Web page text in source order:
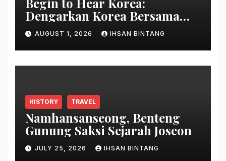
Dengarkan Korea Bersama
Park Bo Gum
AUGUST 1, 2026 IHSAN BINTANG
HISTORY TRAVEL
Namhansanseong, Benteng
Gunung Saksi Sejarah Joseon
JULY 25, 2026 IHSAN BINTANG